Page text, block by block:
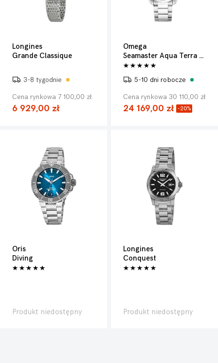
Longines
Grande Classique
3-8 tygodnie
Cena rynkowa 7 100,00 zł
6 929,00 zł
Omega
Seamaster Aqua Terra 150m
5-10 dni robocze
Cena rynkowa 30 110,00 zł
24 169,00 zł -20%
Oris
Diving
Produkt niedostępny
Longines
Conquest
Produkt niedostępny